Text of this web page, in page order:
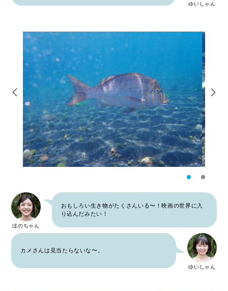
ゆいしゃん
ほのちゃん
おもしろい生き物がたくさんいる〜！映画の世界に入
り込んだみたい！
ゆいしゃん
カメさんは見当たらないな〜。